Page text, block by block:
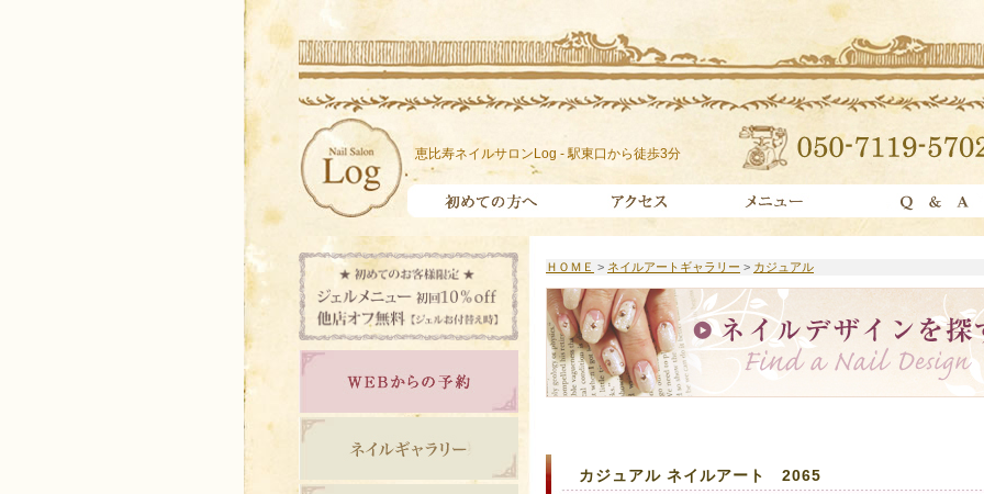
恵比寿ネイルサロンLog - 駅東口から徒歩3分
ＨＯＭＥ > ネイルアートギャラリー > カジュアル
カジュアル ネイルアート 2065